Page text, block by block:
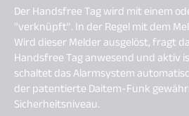
Der Handsfree Tag wird mit einem
"verknüpft". In der Regel mit dem
Wird dieser Melder ausgelöst, fragt
Handsfree Tag anwesend und aktiv
schaltet das Alarmsystem
der patentierte Daitem-Funk
Sicherheitsniveau.